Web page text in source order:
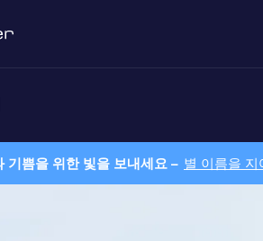
기쁨을 위한 빛을 보내세요 – 별 이름을